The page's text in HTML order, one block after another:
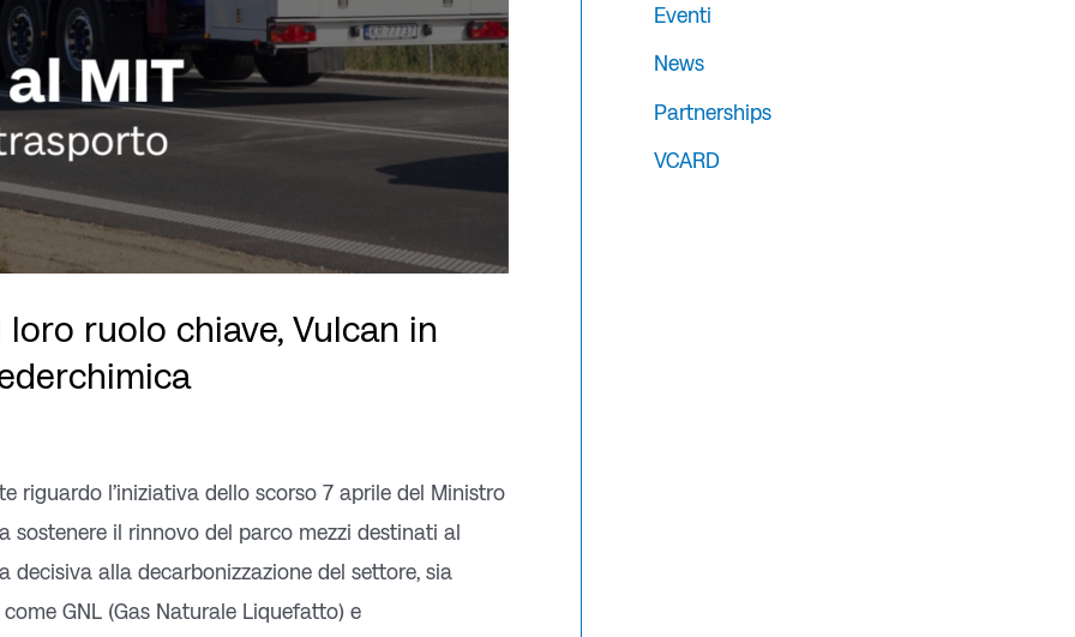
loro ruolo chiave, Vulcan in
riguardo l’iniziativa dello scorso 7 aprile del Ministro
sostenere il rinnovo del parco mezzi destinati al
decisiva alla decarbonizzazione del settore, sia
GNL (Gas Naturale Liquefatto) e
Eventi
News
Partnerships
VCARD